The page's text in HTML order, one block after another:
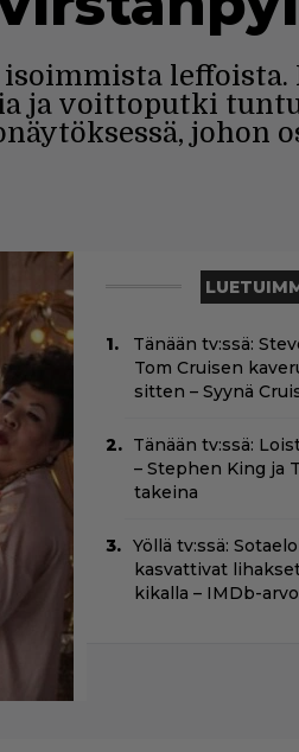
leffoista.
ja voittoputki
johon
Tänään tv:ssä:
Tom Cruisen
sitten – Syynä
Tänään tv:ssä:
– Stephen King ja
takeina
Yöllä tv:ssä:
kasvattivat
kikalla – IMDb-